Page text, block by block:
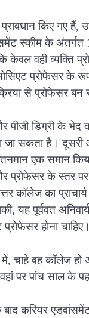
किए गए
स्कीम के
वही व्यक्ति
प्रोफेसर के रूप
से प्रोफेसर बन
डिग्री के भेद
सकता है। दूसरी
एक समान
के स्तर पर
कॉलेज का
पूर्ववत
होना
वह कॉलेज हो
पर पांच साल के
करियर